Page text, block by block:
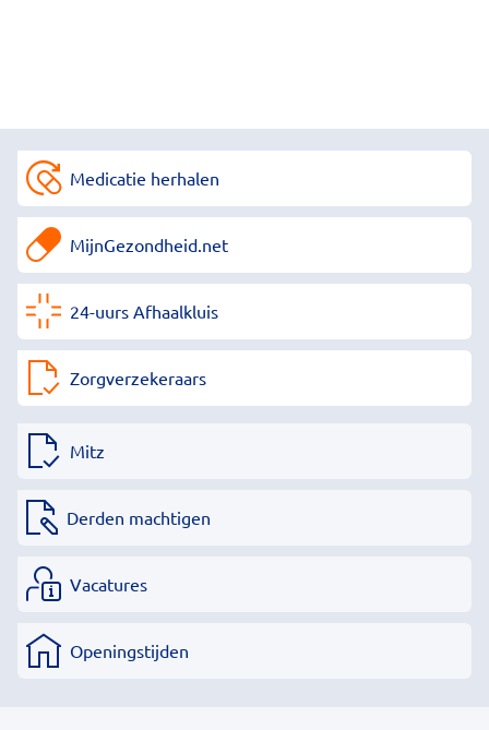
Medicatie herhalen
MijnGezondheid.net
24-uurs Afhaalkluis
Zorgverzekeraars
Mitz
Derden machtigen
Vacatures
Openingstijden